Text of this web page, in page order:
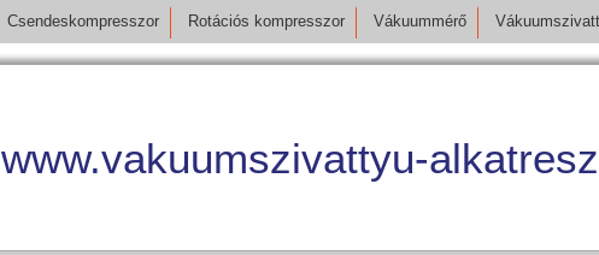
Csendeskompresszor Rotációs kompresszor Vákuummérő
www.vakuumszivattyu-